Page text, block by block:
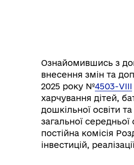
Колегіальні
робочі групи,
Ознайомившись з
внесення змін та
2025 року №4503-VІІІ
харчування дітей,
дошкільної освіти
загальної середньої
постійна комісія
інвестицій,